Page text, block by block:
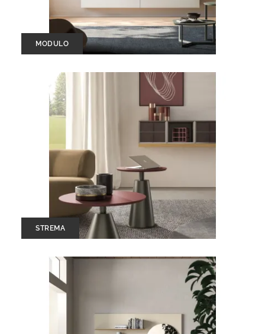
MODULO
STREMA